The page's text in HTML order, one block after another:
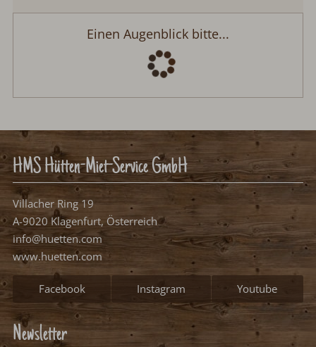
Bachgut Chalet
keine Auswahl
Anreisetag wählen
Bitte wählen Sie Ihren Anreisetag.
frei, mögliches Anreisedatum
frei, kein Anreisedatum belegt
Weiter